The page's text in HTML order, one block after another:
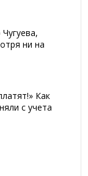
ни на
Как
с учета